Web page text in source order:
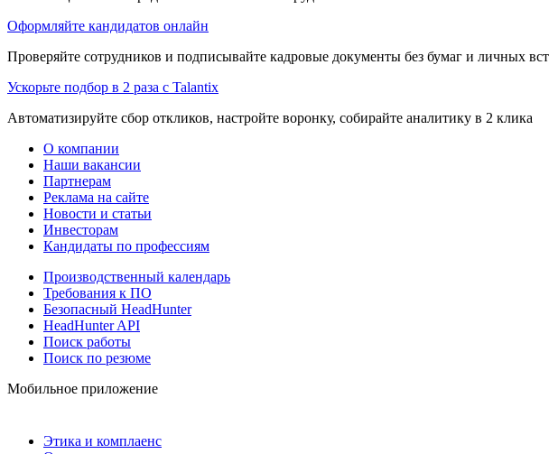
Оформляйте кандидатов онлайн
Проверяйте сотрудников и подписывайте кадровые документы без бумаг и личных
Ускорьте подбор в 2 раза с Talantix
Автоматизируйте сбор откликов, настройте воронку, собирайте аналитику в 2 клика
О компании
Наши вакансии
Партнерам
Реклама на сайте
Новости и статьи
Инвесторам
Кандидаты по профессиям
Производственный календарь
Требования к ПО
Безопасный HeadHunter
HeadHunter API
Поиск работы
Поиск по резюме
Мобильное приложение
Этика и комплаенс